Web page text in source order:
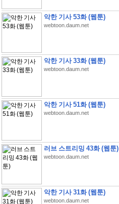
악한 기사 53화 (웹툰)
webtoon.daum.net
악한 기사 33화 (웹툰)
webtoon.daum.net
악한 기사 51화 (웹툰)
webtoon.daum.net
러브 스트리밍 43화 (웹툰)
webtoon.daum.net
악한 기사 31화 (웹툰)
webtoon.daum.net